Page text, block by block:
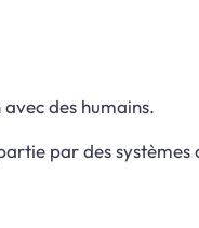
des humains.
par des